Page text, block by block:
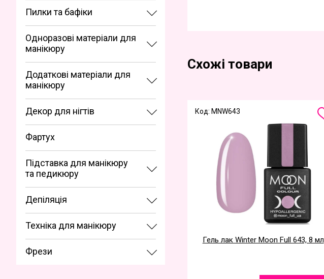
Пилки та бафіки
Одноразові матеріали для
манікюру
Додаткові матеріали для
манікюру
Декор для нігтів
Фартух
Підставка для манікюру
та педикюру
Депіляція
Техніка для манікюру
Фрези
Схожі товари
Код: MNW643
Гель лак Winter Moon Full 643, 8 мл